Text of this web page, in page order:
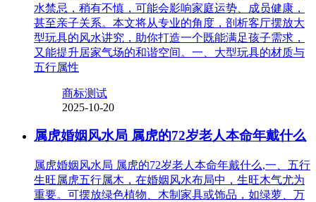
水禁忌，稍有不慎，可能会影响家庭运势、成员健康，
甚至亲子关系。本文将从专业的角度，剖析客厅摆放大
型玩具的风水讲究，助你打造一个既能满足孩子需求，
又能提升居家气场的和谐空间。一、大型玩具的材质与
五行属性
商标测试
2025-10-20
属虎婚姻风水局 属虎的72岁老人本命年戴什么
属虎婚姻风水局 属虎的72岁老人本命年戴什么,一、五行
生旺属虎五行属木，在婚姻风水布局中，生旺木气尤为
重要。可摆放绿色植物、木制家具或饰品，如绿萝、万